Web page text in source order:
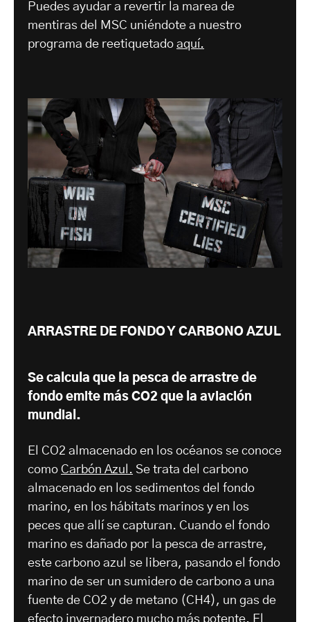
Puedes ayudar a revertir la marea de
mentiras del MSC uniéndote a nuestro
programa de reetiquetado aquí.
ARRASTRE DE FONDO Y CARBONO AZUL
Se calcula que la pesca de arrastre de
fondo emite más CO2 que la aviación
mundial.
El CO2 almacenado en los océanos se conoce
como Carbón Azul. Se trata del carbono
almacenado en los sedimentos del fondo
marino, en los hábitats marinos y en los
peces que allí se capturan. Cuando el fondo
marino es dañado por la pesca de arrastre,
este carbono azul se libera, pasando el fondo
marino de ser un sumidero de carbono a una
fuente de CO2 y de metano (CH4), un gas de
efecto invernadero mucho más potente. El